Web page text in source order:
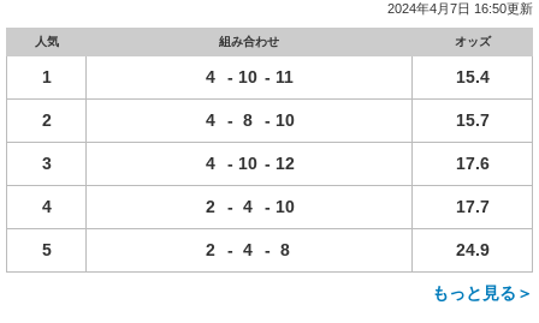
2024年4月7日 16:50更新
人気 組み合わせ オッズ
1 4 - 10 - 11 15.4
2 4 - 8 - 10 15.7
3 4 - 10 - 12 17.6
4 2 - 4 - 10 17.7
5 2 - 4 - 8 24.9
もっと見る＞